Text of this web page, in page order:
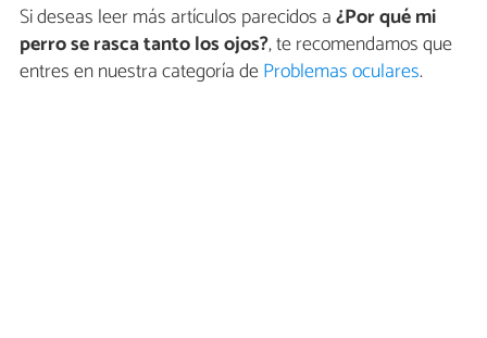
Si deseas leer más artículos parecidos a¿Por qué mi
perro se rasca tanto los ojos?, te recomendamos que
entres en nuestra categoría deProblemas oculares.